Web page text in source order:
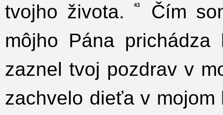
tvojho života.
43
Čím
môjho Pána prichádza
zaznel tvoj pozdrav v
zachvelo dieťa v mojom